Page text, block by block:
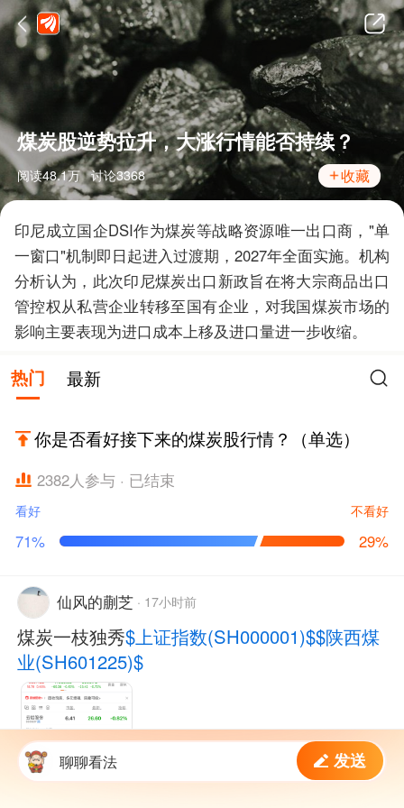
煤炭股逆势拉升，大涨行情能否持续？
阅读48.1万 讨论3368 收藏
印尼成立国企DSI作为煤炭等战略资源唯一出口商，"单
一窗口"机制即日起进入过渡期，2027年全面实施。机构
分析认为，此次印尼煤炭出口新政旨在将大宗商品出口
管控权从私营企业转移至国有企业，对我国煤炭市场的
影响主要表现为进口成本上移及进口量进一步收缩。
热门 最新
你是否看好接下来的煤炭股行情？（单选）
2382人参与· 已结束
看好 不看好
71% 29%
仙风的蒯芝 · 17小时前
煤炭一枝独秀$上证指数(SH000001)$$陕西煤
业(SH601225)$
聊聊看法 发送